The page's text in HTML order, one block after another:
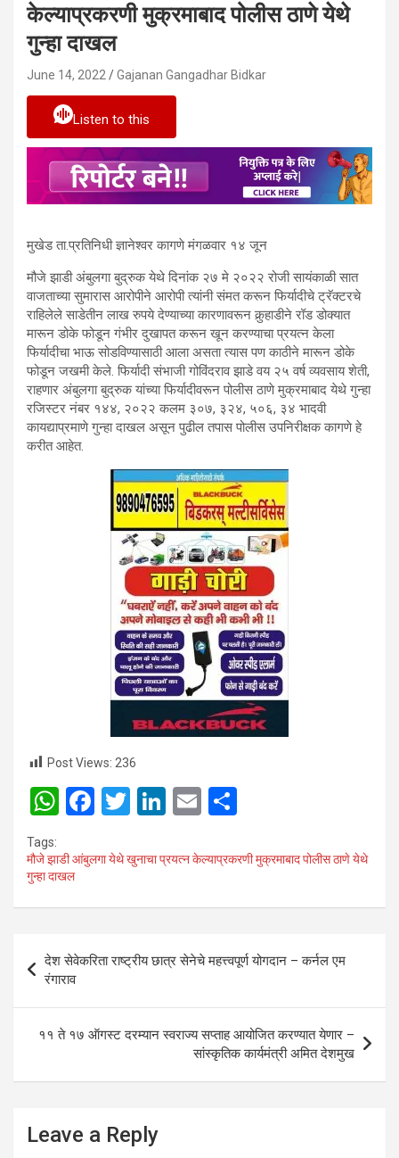
केल्याप्रकरणी मुक्रमाबाद पोलीस ठाणे येथे
गुन्हा दाखल
June 14, 2022 Gajanan Gangadhar Bidkar
Listen to this
मुखेड ता.प्रतिनिधी ज्ञानेश्वर कागणे मंगळवार १४ जून
मौजे झाडी अंबुलगा बुद्रुक येथे दिनांक २७ मे २०२२ रोजी सायंकाळी सात
वाजताच्या सुमारास आरोपीने आरोपी त्यांनी संमत करून फिर्यादीचे ट्रॅक्टरचे
राहिलेले साडेतीन लाख रुपये देण्याच्या कारणावरून कुर्‍हाडीने रॉड डोक्यात
मारून डोके फोडून गंभीर दुखापत करून खून करण्याचा प्रयत्न केला
फिर्यादीचा भाऊ सोडविण्यासाठी आला असता त्यास पण काठीने मारून डोके
फोडून जखमी केले. फिर्यादी संभाजी गोविंदराव झाडे वय २५ वर्ष व्यवसाय शेती,
राहणार अंबुलगा बुद्रुक यांच्या फिर्यादीवरून पोलीस ठाणे मुक्रमाबाद येथे गुन्हा
रजिस्टर नंबर १४४, २०२२ कलम ३०७, ३२४, ५०६, ३४ भादवी
कायद्याप्रमाणे गुन्हा दाखल असून पुढील तपास पोलीस उपनिरीक्षक कागणे हे
करीत आहेत.
Post Views: 236
W
at
s
A
p
p
F
ce
o
k
T
tt
Li
ke
n
E
ail ar
Tags:
मौजे झाडी आंबुलगा येथे खुनाचा प्रयत्न केल्याप्रकरणी मुक्रमाबाद पोलीस ठाणे येथे
गुन्हा दाखल
Post
navigation
देश सेवेकरिता राष्ट्रीय छात्र सेनेचे महत्त्वपूर्ण योगदान – कर्नल एम
रंगाराव
११ ते १७ ऑगस्ट दरम्यान स्वराज्य सप्ताह आयोजित करण्यात येणार –
सांस्कृतिक कार्यमंत्री अमित देशमुख
Leave a Reply